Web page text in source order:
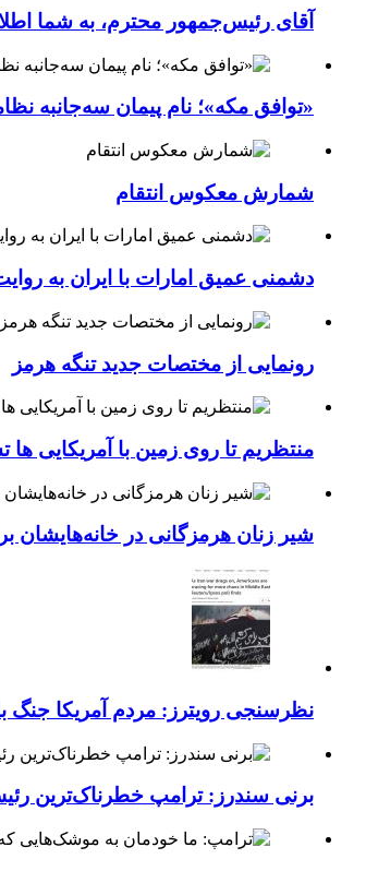
آقای رئیس‌جمهور محترم، به شما
«توافق مکه»؛ نام پیمان سه‌جانبه
شمارش معکوس انتقام
دشمنی عمیق امارات با ایران به
رونمایی از مختصات جدید تنگه هرمز
منتظریم تا روی زمین با آمریکایی
شیر زنان هرمزگانی در خانه‌هایشان
نظرسنجی رویترز: مردم آمریکا جنگ
برنی سندرز: ترامپ خطرناک‌ترین